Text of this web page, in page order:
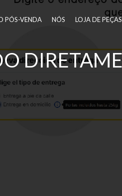
PÓS-VENDA NÓS LOJA DE PEÇAS